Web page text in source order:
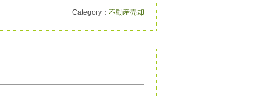
Category： 不動産売却